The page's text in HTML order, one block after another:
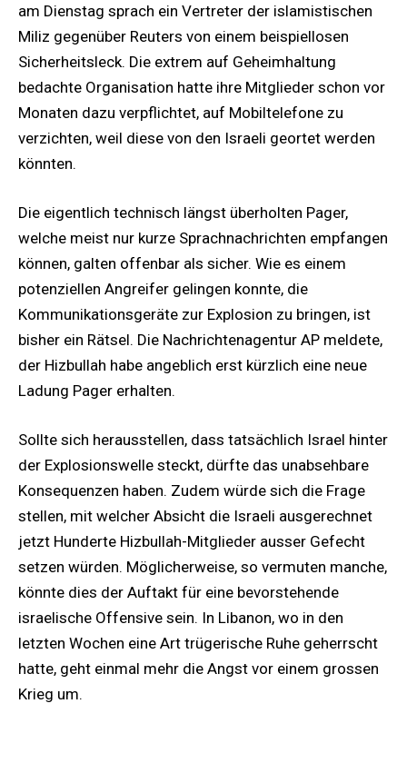
am Dienstag sprach ein Vertreter der islamistischen
Miliz gegenüber Reuters von einem beispiellosen
Sicherheitsleck. Die extrem auf Geheimhaltung
bedachte Organisation hatte ihre Mitglieder schon vor
Monaten dazu verpflichtet, auf Mobiltelefone zu
verzichten, weil diese von den Israeli geortet werden
könnten.
Die eigentlich technisch längst überholten Pager,
welche meist nur kurze Sprachnachrichten empfangen
können, galten offenbar als sicher. Wie es einem
potenziellen Angreifer gelingen konnte, die
Kommunikationsgeräte zur Explosion zu bringen, ist
bisher ein Rätsel. Die Nachrichtenagentur AP meldete,
der Hizbullah habe angeblich erst kürzlich eine neue
Ladung Pager erhalten.
Sollte sich herausstellen, dass tatsächlich Israel hinter
der Explosionswelle steckt, dürfte das unabsehbare
Konsequenzen haben. Zudem würde sich die Frage
stellen, mit welcher Absicht die Israeli ausgerechnet
jetzt Hunderte Hizbullah-Mitglieder ausser Gefecht
setzen würden. Möglicherweise, so vermuten manche,
könnte dies der Auftakt für eine bevorstehende
israelische Offensive sein. In Libanon, wo in den
letzten Wochen eine Art trügerische Ruhe geherrscht
hatte, geht einmal mehr die Angst vor einem grossen
Krieg um.